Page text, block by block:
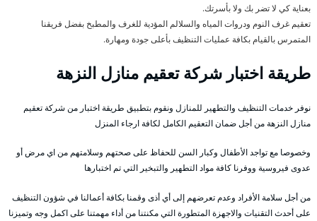
بعناية كي لا تضر بك ولا بأسرتك.
تعقيم غرف النوم ودروات المياه والسلالم المؤدية للغرف والمطبخ بفضل فريقنا
المتمرس بالقيام بكافة عمليات التنظيف بأعلى جودة ومهارة.
طريقة اختبار شركة تعقيم منازل النزهة
نوفر خدمات التنظيف والتطهير للمنازل ونقوم بتطبيق طريقة اختبار من شركة تعقيم
منازل النزهة من أجل ضمان التعقيم الكامل لكافة ارجاء المنزل
وخصوصا مع تواجد الأطفال وكبار السن للحفاظ على صحتهم وسلامتهم من اي مرض أو
عدوى فيروسية ووفرنا كافة مواد التطهير والتبخير التي تم اختبارها
من أجل سلامة الأفراد وعدم تعرضهم إلى أي أذى وقمنا بكافة أعمالنا في شؤون التنظيف
على أحدث التقنيات والاجهزة المتطورة التي مكنتنا من أداء مهمتنا على اكمل وجه وتميزنا